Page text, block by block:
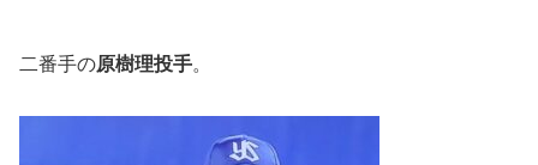
二番手の原樹理投手。